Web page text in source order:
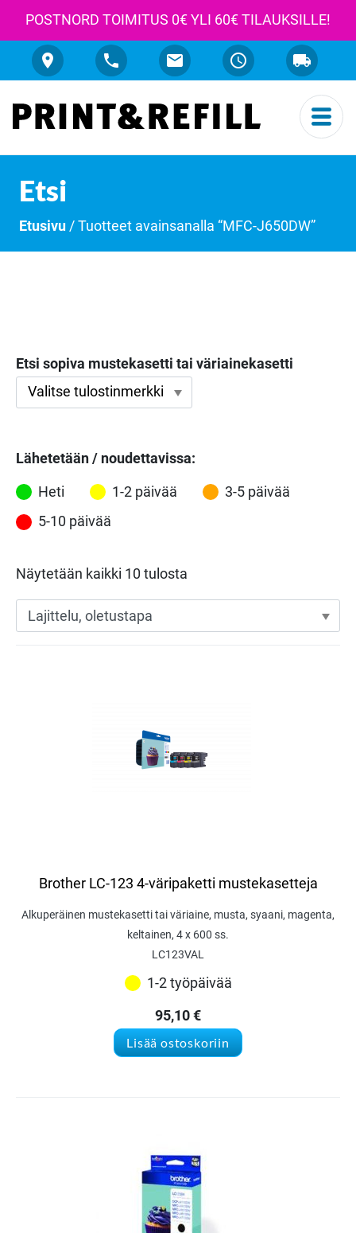
POSTNORD TOIMITUS 0€ YLI 60€ TILAUKSILLE!
Etsi
Etusivu / Tuotteet avainsanalla “MFC-J650DW”
Etsi sopiva mustekasetti tai väriainekasetti
Lähetetään / noudettavissa:
Heti 1-2 päivää
3-5 päivää
5-10 päivää
Näytetään kaikki 10 tulosta
Brother LC-123 4-väripaketti mustekasetteja
Alkuperäinen mustekasetti tai väriaine, musta, syaani, magenta,
keltainen, 4 x 600 ss.
LC123VAL
1-2 työpäivää
95,10€
Lisää ostoskoriin